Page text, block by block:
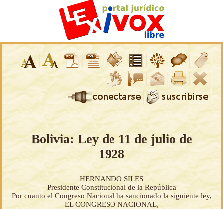
Bolivia: Ley de 11 de julio de
1928
HERNANDO SILES
Presidente Constitucional de la República
Por cuanto el Congreso Nacional ha sancionado la siguiente ley,
EL CONGRESO NACIONAL,